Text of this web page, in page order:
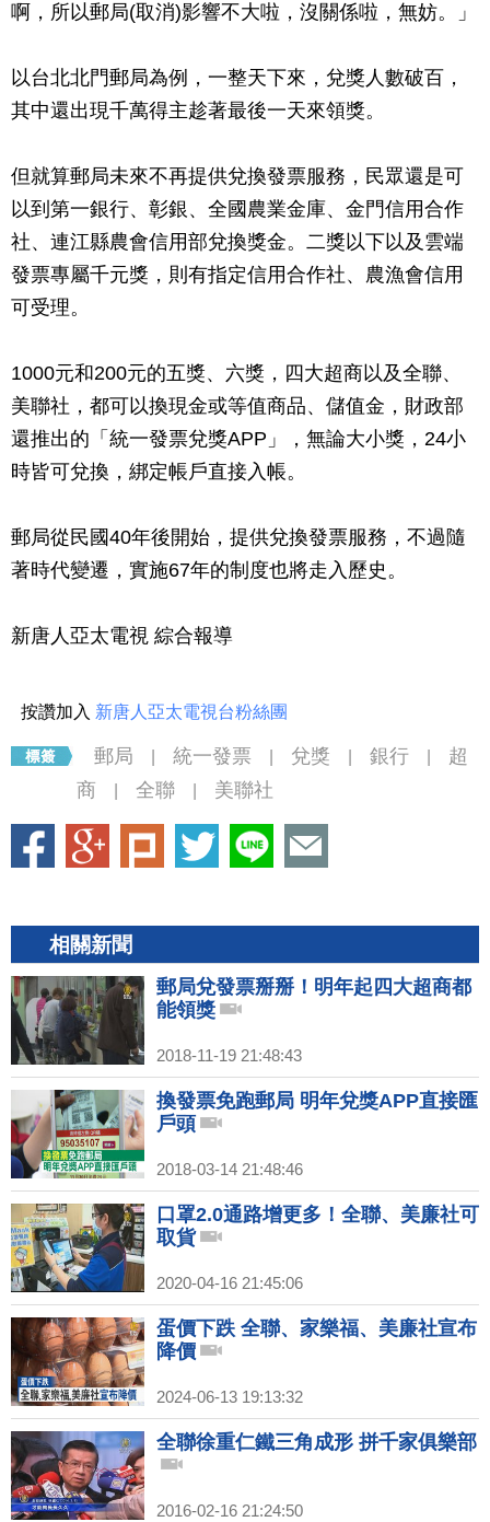
啊，所以郵局(取消)影響不大啦，沒關係啦，無妨。」
以台北北門郵局為例，一整天下來，兌獎人數破百，
其中還出現千萬得主趁著最後一天來領獎。
但就算郵局未來不再提供兌換發票服務，民眾還是可
以到第一銀行、彰銀、全國農業金庫、金門信用合作
社、連江縣農會信用部兌換獎金。二獎以下以及雲端
發票專屬千元獎，則有指定信用合作社、農漁會信用
可受理。
1000元和200元的五獎、六獎，四大超商以及全聯、
美聯社，都可以換現金或等值商品、儲值金，財政部
還推出的「統一發票兌獎APP」，無論大小獎，24小
時皆可兌換，綁定帳戶直接入帳。
郵局從民國40年後開始，提供兌換發票服務，不過隨
著時代變遷，實施67年的制度也將走入歷史。
新唐人亞太電視 綜合報導
按讚加入 新唐人亞太電視台粉絲團
郵局 統一發票 兌獎 銀行
超
商
全聯 美聯社
相關新聞
郵局兌發票掰掰！明年起四大超商都
能領獎
2018-11-19 21:48:43
換發票免跑郵局 明年兌獎APP直接匯
戶頭
2018-03-14 21:48:46
口罩2.0通路增更多！全聯、美廉社可
取貨
2020-04-16 21:45:06
蛋價下跌 全聯、家樂福、美廉社宣布
降價
2024-06-13 19:13:32
全聯徐重仁鐵三角成形 拼千家俱樂部
2016-02-16 21:24:50